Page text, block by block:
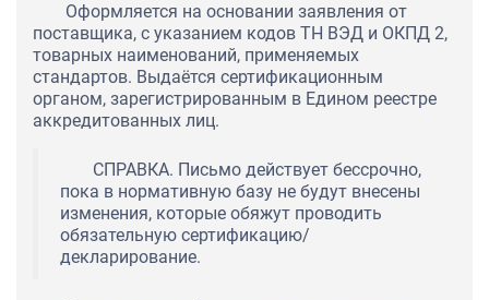
Оформляется на основании заявления от
поставщика, с указанием кодов ТН ВЭД и ОКПД 2,
товарных наименований, применяемых
стандартов. Выдаётся сертификационным
органом, зарегистрированным в Едином реестре
аккредитованных лиц.
СПРАВКА. Письмо действует бессрочно,
пока в нормативную базу не будут внесены
изменения, которые обяжут проводить
обязательную сертификацию/
декларирование.